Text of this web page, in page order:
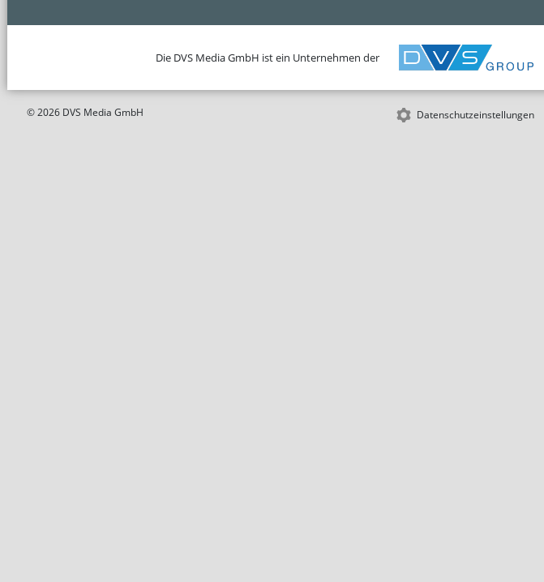
Die DVS Media GmbH ist ein Unternehmen der
© 2026 DVS Media GmbH Datenschutzeinstellungen